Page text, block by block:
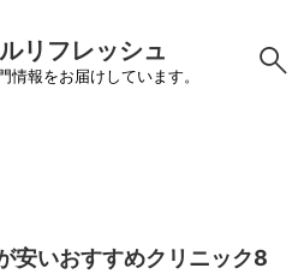
リフレッシュ
情報をお届けしています。
安いおすすめクリニック8